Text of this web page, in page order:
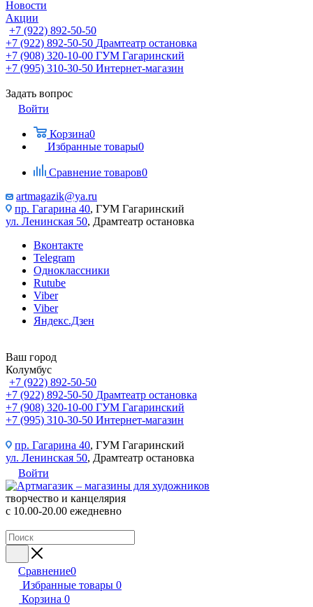
Новости
Акции
+7 (922) 892-50-50
+7 (922) 892-50-50 Драмтеатр остановка
+7 (908) 320-10-00 ГУМ Гагаринский
+7 (995) 310-30-50 Интернет-магазин
Задать вопрос
Войти
Корзина0
Избранные товары0
Сравнение товаров0
artmagazik@ya.ru
пр. Гагарина 40, ГУМ Гагаринский
ул. Ленинская 50, Драмтеатр остановка
Вконтакте
Telegram
Одноклассники
Rutube
Viber
Viber
Яндекс.Дзен
Ваш город
Колумбус
+7 (922) 892-50-50
+7 (922) 892-50-50 Драмтеатр остановка
+7 (908) 320-10-00 ГУМ Гагаринский
+7 (995) 310-30-50 Интернет-магазин
пр. Гагарина 40, ГУМ Гагаринский
ул. Ленинская 50, Драмтеатр остановка
Войти
творчество и канцелярия
с 10.00-20.00 ежедневно
Сравнение0
Избранные товары 0
Корзина 0